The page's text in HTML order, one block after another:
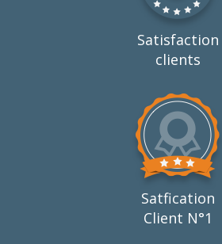
Satisfaction
clients
Satfication
Client N°1